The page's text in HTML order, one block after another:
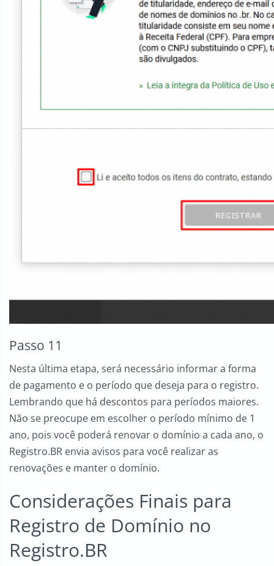
Passo 11
Nesta última etapa, será necessário informar a forma
de pagamento e o período que deseja para o registro.
Lembrando que há descontos para períodos maiores.
Não se preocupe em escolher o período mínimo de 1
ano, pois você poderá renovar o domínio a cada ano, o
Registro.BR envia avisos para você realizar as
renovações e manter o domínio.
Considerações Finais para
Registro de Domínio no
Registro.BR